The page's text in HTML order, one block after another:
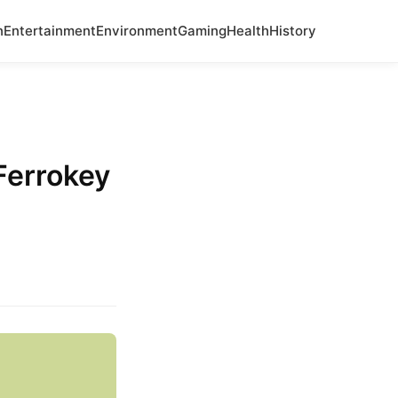
EntertainmentEnvironmentGamingHealthHistory